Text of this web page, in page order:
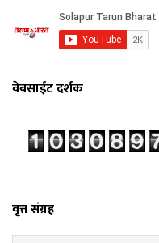
वेबसाईट दर्शक
वृत्त संग्रह